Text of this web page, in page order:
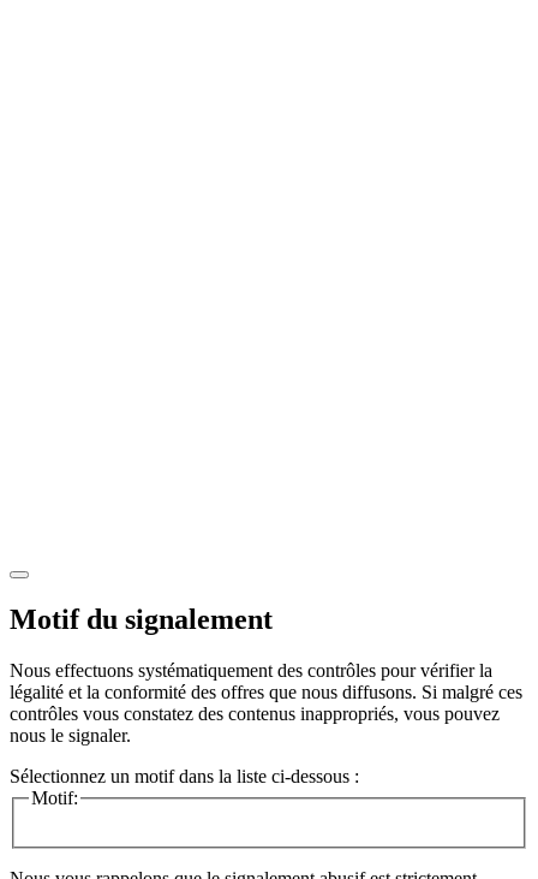
Motif du signalement
Nous effectuons systématiquement des contrôles pour vérifier la
légalité et la conformité des offres que nous diffusons. Si malgré ces
contrôles vous constatez des contenus inappropriés, vous pouvez
nous le signaler.
Sélectionnez un motif dans la liste ci-dessous :
Motif: